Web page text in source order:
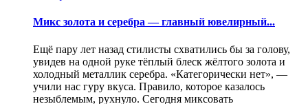
Микс золота и серебра — главный ювелирный...
Ещё пару лет назад стилисты схватились бы за голову,
увидев на одной руке тёплый блеск жёлтого золота и
холодный металлик серебра. «Категорически нет», —
учили нас гуру вкуса. Правило, которое казалось
незыблемым, рухнуло. Сегодня миксовать